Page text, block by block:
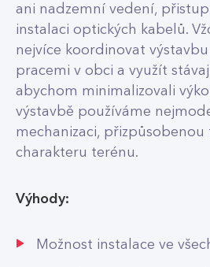
ani nadzemní vedení,
instalaci optických kabelů.
nejvíce koordinovat
pracemi v obci a využít
abychom minimalizovali
výstavbě používáme
mechanizaci, přizpůsobenou
charakteru terénu.
Výhody:
Možnost instalace ve